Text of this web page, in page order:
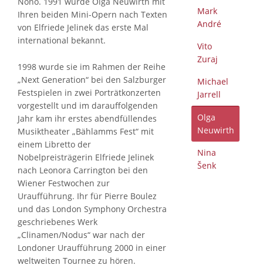
Mark
André
Vito
Zuraj
Michael
Jarrell
Olga
Neuwirth
Nina
Šenk
Ihren beiden Mini-Opern nach Texten
von Elfriede Jelinek das erste Mal
international bekannt.
1998 wurde sie im Rahmen der Reihe
„Next Generation“ bei den Salzburger
Festspielen in zwei Porträtkonzerten
vorgestellt und im darauffolgenden
Jahr kam ihr erstes abendfüllendes
Musiktheater „Bählamms Fest“ mit
einem Libretto der
Nobelpreisträgerin Elfriede Jelinek
nach Leonora Carrington bei den
Wiener Festwochen zur
Uraufführung. Ihr für Pierre Boulez
und das London Symphony Orchestra
geschriebenes Werk
„Clinamen/Nodus“ war nach der
Londoner Uraufführung 2000 in einer
weltweiten Tournee zu hören.